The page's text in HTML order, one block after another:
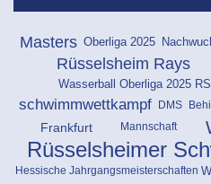
Masters Oberliga 2025
Rüsselsheim Rays
Wasserball Oberliga 2025
schwimmwettkampf DMS
Frankfurt Mannschaft
Rüsselsheimer
Hessische Jahrgangsmeisterschaften